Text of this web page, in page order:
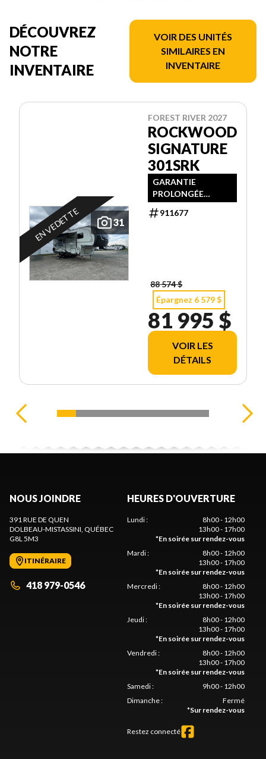
DÉCOUVREZ
NOTRE
INVENTAIRE
VOIR DES UNITÉS
SIMILAIRES EN
INVENTAIRE
31
EN VEDETTE
FOREST RIVER 2027
ROCKWOOD
SIGNATURE
301SRK
GARANTIE
PROLONGÉE
DISPONIBLE
911677
88 574 $
Épargnez 6 579 $
81 995 $
VOIR LES
DÉTAILS
NOUS JOINDRE
391 RUE DE QUEN
DOLBEAU-MISTASSINI , QUÉBEC
G8L 5M3
ITINÉRAIRE
418 979-0546
HEURES D'OUVERTURE
Lundi:
8h00 - 12h00
13h00 - 17h00
*En soirée sur rendez-vous
Mardi:
8h00 - 12h00
13h00 - 17h00
*En soirée sur rendez-vous
Mercredi:
8h00 - 12h00
13h00 - 17h00
*En soirée sur rendez-vous
Jeudi:
8h00 - 12h00
13h00 - 17h00
*En soirée sur rendez-vous
Vendredi:
8h00 - 12h00
13h00 - 17h00
*En soirée sur rendez-vous
Samedi:
9h00 - 12h00
Dimanche:
Fermé
*Sur rendez-vous
Restez connecté